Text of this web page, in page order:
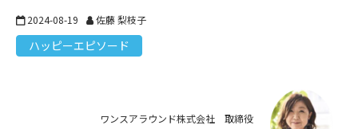
2024-08-19 佐藤 梨枝子
ハッピーエピソード
ワンスアラウンド株式会社 取締役